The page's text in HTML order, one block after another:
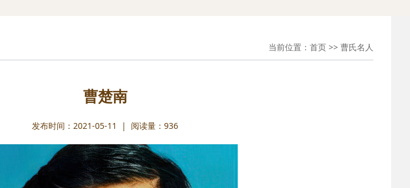
当前位置： 首页 >> 曹氏名人
曹楚南
发布时间：2021-05-11 | 阅读量： 936